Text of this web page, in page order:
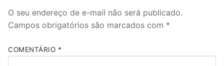
O seu endereço de e-mail não será publicado.
Campos obrigatórios são marcados com *
COMENTÁRIO *